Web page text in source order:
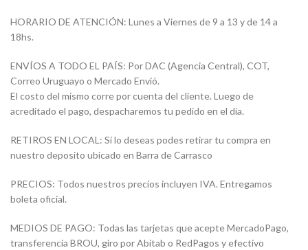
HORARIO DE ATENCIÓN: Lunes a Viernes de 9 a 13 y de 14 a
18hs.
ENVÍOS A TODO EL PAÍS: Por DAC (Agencia Central), COT,
Correo Uruguayo o Mercado Envió.
El costo del mismo corre por cuenta del cliente. Luego de
acreditado el pago, despacharemos tu pedido en el día.
RETIROS EN LOCAL: Si lo deseas podes retirar tu compra en
nuestro deposito ubicado en Barra de Carrasco
PRECIOS: Todos nuestros precios incluyen IVA. Entregamos
boleta oficial.
MEDIOS DE PAGO: Todas las tarjetas que acepte MercadoPago,
transferencia BROU, giro por Abitab o RedPagos y efectivo